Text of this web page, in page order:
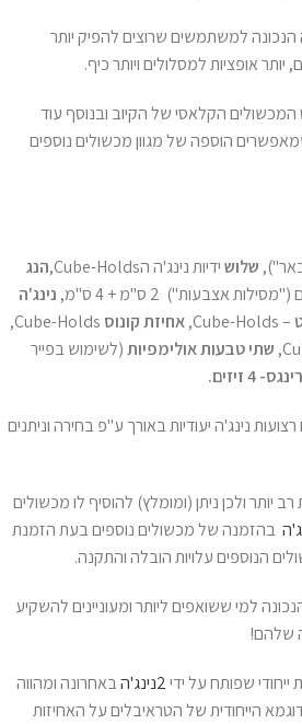
הנכונה למשתמשים שרוצים להפיק יותר
אופציות למסלולים ויותר כיף.
המכשולים הקלאסי של הקיוב ובנוסף עוד
הוספה של מגוון מכשולים נוספים
שלושידיות נינג'ה הCube-Holds,
הנג
אצבעות") 2 ס"מ + 4 ס"מ,
נינג'ה
– Cube-Holds, אחיזתקונוס
שתיטבעות אולימפיות(לשימוש בפייר
4 זיזים.
נינג'ה יעודיות באורך ע"פ בחירה וניתנים
יותר ולכן ניתן (ומומלץ) להוסיף לו מכשולים
בהזמנה של מכשולים נוספים בעת הזמנת
הנוספים עלויות הובלה והתקנה.
למי ששואפים ליותר ומעוניינים להשקיע
שלהם!
ייחודי שפותח על ידי2נינג'ה
באחרונה ומהווה
הייחודית של הטראיבלים על האחיזות